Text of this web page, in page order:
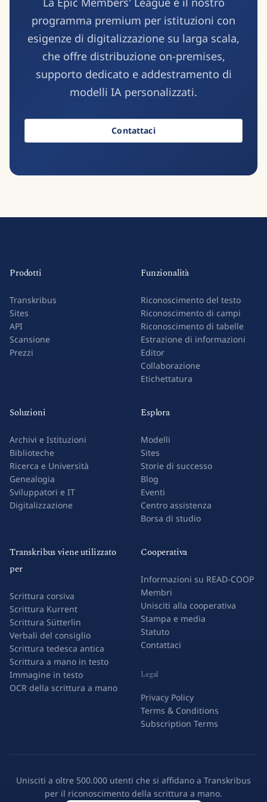
programma premium per istituzioni con
esigenze di digitalizzazione su larga scala,
che offre distribuzione on-premises,
supporto dedicato e addestramento di
modelli IA personalizzati.
Contattaci
Prodotti
Transkribus
Sites
API
Scansione
Prezzi
Funzionalità
Riconoscimento del testo
Riconoscimento di campi
Riconoscimento di tabelle
Estrazione di informazioni
Editor
Collaborazione
Etichettatura
Soluzioni
Archivi e Istituzioni
Biblioteche
Ricerca e Università
Genealogia
Sviluppatori e IT
Digitalizzazione
Esplora
Modelli
Sites
Storie di successo
Blog
Eventi
Centro assistenza
Borsa di studio
Transkribus viene utilizzato
per
Scrittura corsiva
Scrittura Kurrent
Scrittura Sütterlin
Verbali del consiglio
Scrittura tedesca antica
Scrittura a mano in testo
Immagine in testo
OCR della scrittura a mano
Cooperativa
Informazioni su READ-COOP
Membri
Unisciti alla cooperativa
Stampa e media
Statuto
Contattaci
Legal
Privacy Policy
Terms & Conditions
Subscription Terms
Unisciti a oltre 500.000 utenti che si affidano a Transkribus
per il riconoscimento della scrittura a mano.